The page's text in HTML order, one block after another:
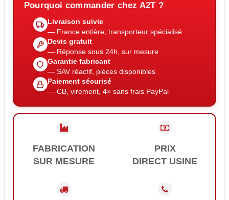
Pourquoi commander chez A2T ?
Livraison suivie
— France entière, transporteur spécialisé
Devis gratuit
— Réponse sous 24h, sur mesure
Garantie fabricant
— SAV réactif, pièces disponibles
Paiement sécurisé
— CB, virement, 4× sans frais PayPal
FABRICATION
SUR MESURE
PRIX
DIRECT USINE